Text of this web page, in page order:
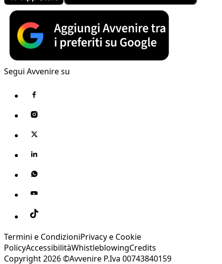
Segui Avvenire su
Termini e CondizioniPrivacy e Cookie
PolicyAccessibilitàWhistleblowingCredits
Copyright 2026 ©Avvenire P.Iva 00743840159